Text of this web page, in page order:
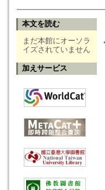
本文を読む
まだ本館にオーソラ
イズされていません
加えサービス